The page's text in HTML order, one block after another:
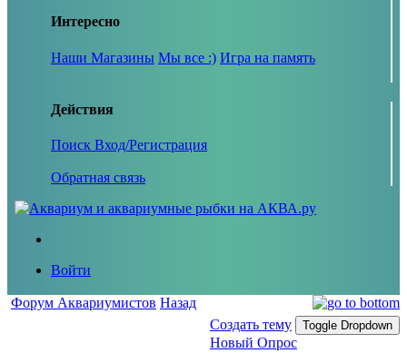
Интересно
Наши Магазины Мы все :) Игра на память
Действия
Поиск Вход/Регистрация
Обратная связь
Войти
Форум Аквариумистов Назад
Создать тему
Toggle Dropdown
Новый Опрос